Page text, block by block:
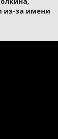
из-за имени